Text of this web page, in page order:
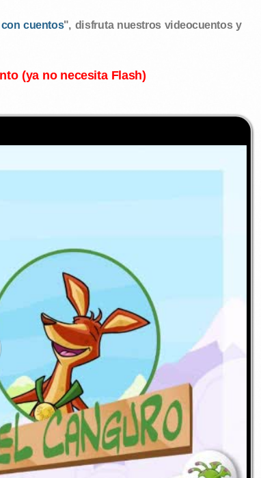
cuentos", disfruta nuestros videocuentos y
(ya no necesita Flash)